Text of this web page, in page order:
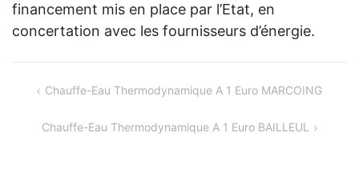
financement mis en place par l’Etat, en
concertation avec les fournisseurs d’énergie.
Navigation
Chauffe-Eau Thermodynamique A 1 Euro MARCOING
Chauffe-Eau Thermodynamique A 1 Euro BAILLEUL